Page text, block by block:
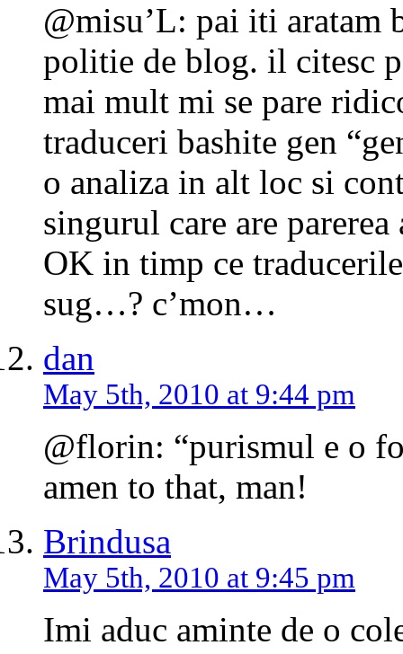
@misu’L: pai iti aratam
politie de blog. il citesc
mai mult mi se pare
traduceri bashite gen
o analiza in alt loc si
singurul care are
OK in timp ce
sug…? c’mon…
dan
May 5th, 2010 at 9:44 pm
@florin: “purismul e o
amen to that, man!
Brindusa
May 5th, 2010 at 9:45 pm
Imi aduc aminte de o